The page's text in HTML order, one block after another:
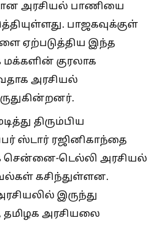
அரசியல் பாணியை
பாஜகவுக்குள்
ஏற்படுத்திய இந்த
மக்களின் குரலாக
அரசியல்
திரும்பிய
ஸ்டார் ரஜினிகாந்தை
சென்னை-டெல்லி அரசியல்
கசிந்துள்ளன.
இருந்து
தமிழக அரசியலை